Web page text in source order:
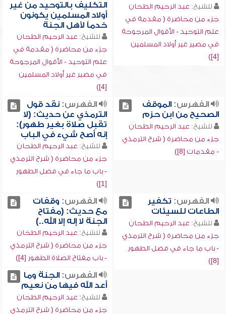
للشيخ: عبد الرحيم الطحان
جزء من محاضرة ( مقدمة في
علم التوحيد - الأقوال المرجوحة
في مصير غير أولاد المسلمين
[4])
التكليف بالتوحيد من غير
أولاد المسلمين يكونون
خدماً لأهل الجنة
للشيخ: عبد الرحيم الطحان
جزء من محاضرة ( مقدمة في
علم التوحيد - الأقوال المرجوحة
في مصير غير أولاد المسلمين
[4])
الفهرس:الموقف
الصحيح من ابن حزم
للشيخ: عبد الرحيم الطحان
جزء من محاضرة ( شرح الترمذي
- مقدمات [8])
الفهرس:نقد قول
الترمذي عن حديث: (لا
تقبل صلاة بغير طهور):
إنه أصح شيء في الباب
للشيخ: عبد الرحيم الطحان
جزء من محاضرة ( شرح الترمذي
- باب ما جاء في فضل الطهور
[1])
الفهرس: تكفير
الطاعات للسيئات
للشيخ: عبد الرحيم الطحان
جزء من محاضرة ( شرح الترمذي
- باب ما جاء في فضل الطهور
[8])
الفهرس: وقفات
مع حديث: (مفتاح
الجنة لا إله إلا الله..)
للشيخ: عبد الرحيم الطحان
جزء من محاضرة ( شرح الترمذي
- باب مفتاح الصلاة الطهور [4])
الفهرس:الجنة وما
أعد الله فيها من نعيم
للشيخ: عبد الرحيم الطحان
جزء من محاضرة ( شرح الترمذي